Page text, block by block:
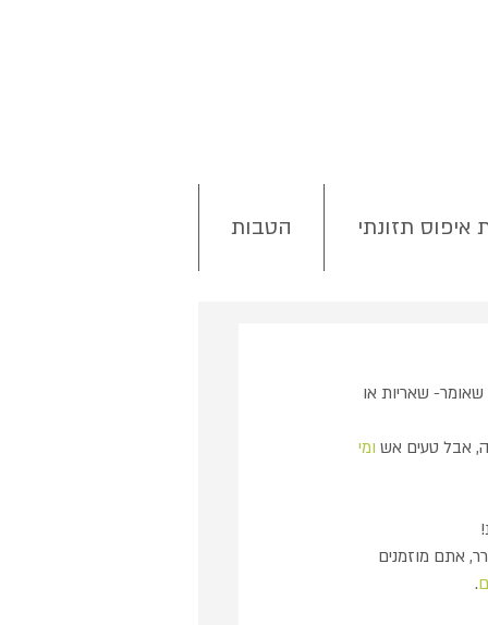
איפוס תזונתי הטבות
שאריות או
אבל טעים אש ומי
אתם מוזמנים
.